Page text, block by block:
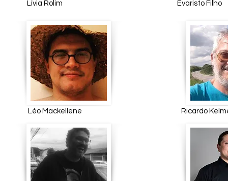
Lívia Rolim Evaristo
Léo Mackellene Ricardo